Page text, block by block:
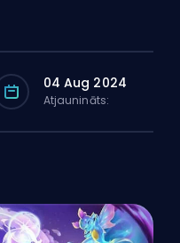
04 Aug 2024
Atjaunināts: